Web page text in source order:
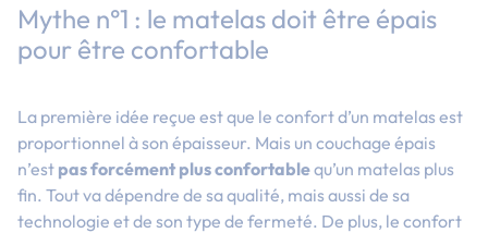
Mythe n°1 : le matelas doit être épais
pour être confortable
La première idée reçue est que le confort d’un matelas est
proportionnel à son épaisseur. Mais un couchage épais
n’est pas forcément plus confortablequ’un matelas plus
fin. Tout va dépendre de sa qualité, mais aussi de sa
technologie et de son type de fermeté. De plus, le confort